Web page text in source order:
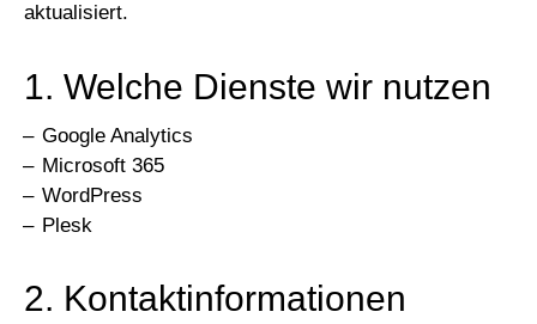
aktualisiert.
1. Welche Dienste wir nutzen
Google Analytics
Microsoft 365
WordPress
Plesk
2. Kontaktinformationen